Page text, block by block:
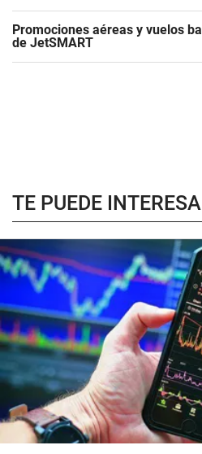
Promociones aéreas y vuelos
de JetSMART
TE PUEDE